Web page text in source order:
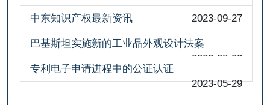
中东知识产权最新资讯 2023-09-27
巴基斯坦实施新的工业品外观设计法案
2023-08-22
专利电子申请进程中的公证认证
2023-05-29